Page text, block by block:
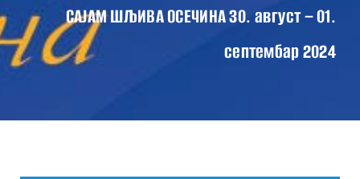
ПРОГРАМ САЈМА 2024
ВЕСТИ
КОНТАКТ
САЈАМ ШЉИВА ОСЕЧИНА 30. август – 01.
септембар 2024